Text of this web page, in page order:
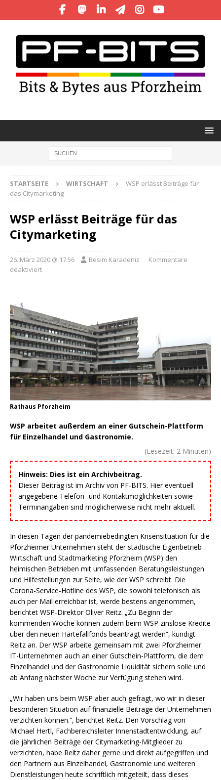
STARTSEITE WIRTSCHAFT
WSP erlässt Beiträge für
das Citymarketing
WSP erlässt Beiträge für das
Citymarketing
26. März 2020 @ 17:56 Besim Karadeniz
Kommentare
deaktiviert
Rathaus Pforzheim
WSP arbeitet außerdem an einer Gutschein-Plattform
für Einzelhandel und Gastronomie.
(Lesezeit: 2 Minuten)
Hinweis: Dies ist ein Archivbeitrag.
Dieser Beitrag ist im Archiv von PF-BITS. Hier eventuell
angegebene Telefon- und Kontaktmöglichkeiten sowie
Terminangaben sind möglicherweise nicht mehr aktuell.
In diesen Tagen der pandemiebedingten Krisensituation für die
Pforzheimer Unternehmen steht der städtische Eigenbetrieb
Wirtschaft und Stadtmarketing Pforzheim (WSP) den
heimischen Betrieben mit umfassenden Beratungsleistungen
und Hilfestellungen zur Seite, wie der WSP schreibt. Die
Corona-Service-Hotline des WSP, die sowohl telefonisch als
auch per Mail erreichbar ist, werde bestens angenommen,
berichtet WSP-Direktor Oliver Reitz. „Zu Beginn der
kommenden Woche können zudem beim WSP zinslose Kredite
über den neuen Härtefallfonds beantragt werden“, kündigt
Reitz an. Der WSP arbeite gemeinsam mit zwei Pforzheimer
IT-Unternehmen auch an einer Gutschein-Plattform, die dem
Einzelhandel und der Gastronomie Liquidität sichern solle und
ab Anfang nächster Woche zur Verfügung stehen wird.
„Wir haben uns beim WSP aber auch gefragt, wo wir in dieser
besonderen Situation auf finanzielle Beiträge der Unternehmen
verzichten können.“, berichtet Reitz. Den Vorschlag von
Michael Hertl, Fachbereichsleiter Innenstadtentwicklung, auf
die jährlichen Beiträge der Citymarketing-Mitglieder zu
verzichten, habe Reitz daher gerne und direkt aufgegriffen und
den Partnern aus Einzelhandel, Gastronomie und weiteren
Dienstleistungen heute schriftlich mitgeteilt, dass dieses